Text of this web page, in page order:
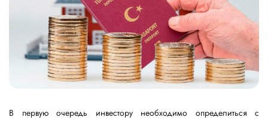
В первую очередь инвестору необходимо определиться с